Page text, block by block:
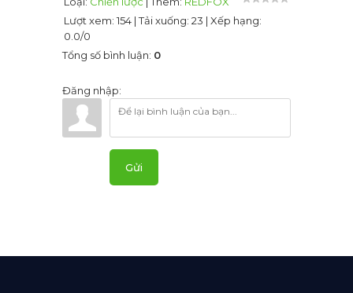
Lượt xem: 154 |Tải xuống: 23 | Xếp hạng:
0.0/0
Tổng số bình luận: 0
Đăng nhập:
Gửi